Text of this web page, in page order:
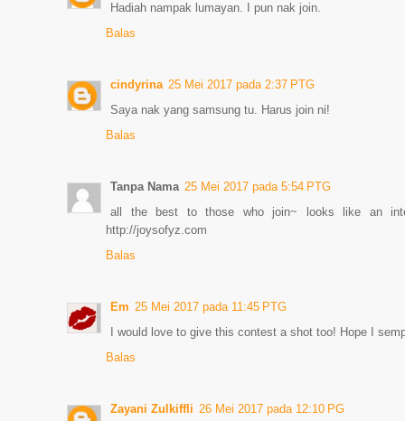
Hadiah nampak lumayan. I pun nak join.
Balas
cindyrina 25 Mei 2017 pada 2:37 PTG
Saya nak yang samsung tu. Harus join ni!
Balas
Tanpa Nama 25 Mei 2017 pada 5:54 PTG
all the best to those who join~ looks like an
http://joysofyz.com
Balas
Em 25 Mei 2017 pada 11:45 PTG
I would love to give this contest a shot too! Hope I
Balas
Zayani Zulkiffli 26 Mei 2017 pada 12:10 PG